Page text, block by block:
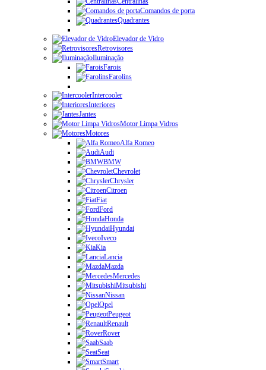
Comandos de porta
Quadrantes
Elevador de Vidro
Retrovisores
Iluminação
Farois
Farolins
Intercooler
Interiores
Jantes
Motor Limpa Vidros
Motores
Alfa Romeo
Audi
BMW
Chevrolet
Chrysler
Citroen
Fiat
Ford
Honda
Hyundai
Iveco
Kia
Lancia
Mazda
Mercedes
Mitsubishi
Nissan
Opel
Peugeot
Renault
Rover
Saab
Seat
Smart